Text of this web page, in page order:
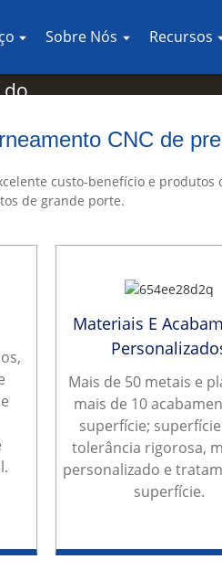
Sobre Nós Recursos
do
CNC de
custo-benefício e
de grande porte.
Materiais E
Mais de 50 metais e
mais de 10
superfície;
tolerância rigorosa,
personalizado e
superfície.